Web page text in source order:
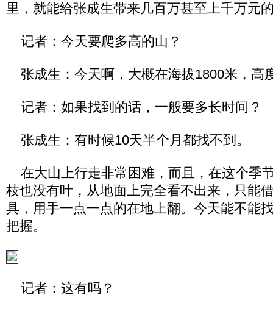
里，就能给张成生带来几百万甚至上千万元
记者：今天要爬多高的山？
张成生：今天啊，大概在海拔1800米，高
记者：如果找到的话，一般要多长时间？
张成生：有时候10天半个月都找不到。
在大山上行走非常困难，而且，在这个季
枝也没有叶，从地面上完全看不出来，只能
具，用手一点一点的在地上翻。今天能不能
把握。
记者：这有吗？